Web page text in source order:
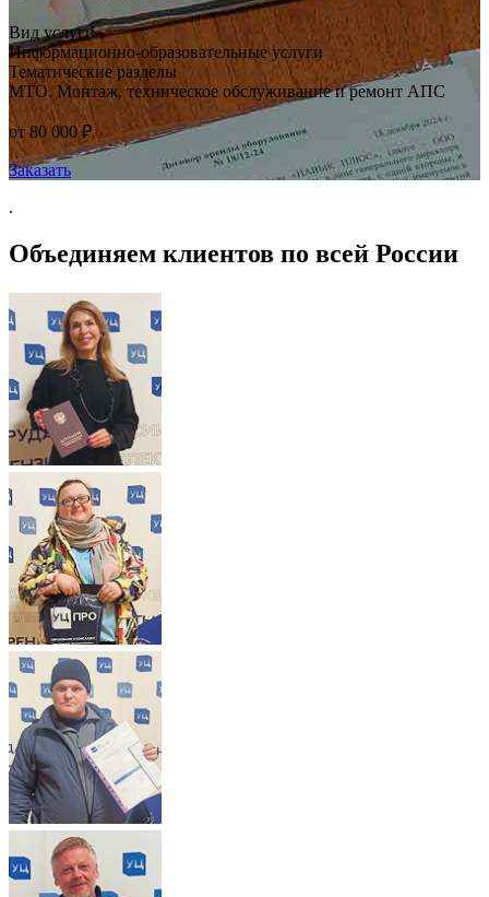
Вид услуги
Информационно-образовательные услуги
Тематические разделы
МТО. Монтаж, техническое обслуживание и ремонт АПС
от 80 000 ₽
Заказать
.
Объединяем клиентов по всей России